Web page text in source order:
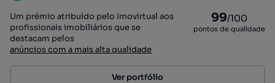
Um prémio atribuído pelo Imovirtual aos
profissionais imobiliários que se
destacam pelos
anúncios com a mais alta qualidade
99/100
pontos de qualidade
Ver portfólio